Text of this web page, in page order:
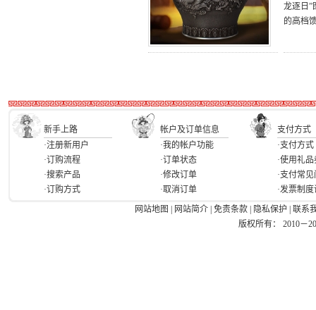
龙逐日”
的高档
新手上路 帐户及订单信息
支付方式
·注册新用户
·订购流程
·搜索产品
·订购方式
·我的帐户功能
·订单状态
·修改订单
·取消订单
·支付方式
·使用礼品
·支付常
·发票制
网站地图
网站简介 免责条款 隐私保护
联系
版权所有： 2010－